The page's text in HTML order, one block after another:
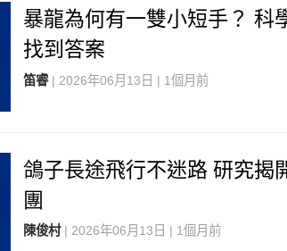
暴龍為何有一雙小短手？ 科
找到答案
笛睿| 2026年06月13日 | 1個月前
鴿子長途飛行不迷路 研究揭
團
陳俊村| 2026年06月13日 | 1個月前